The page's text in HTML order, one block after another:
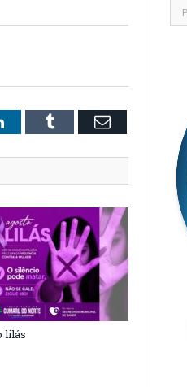
LinkedInTumblr Email
lilás